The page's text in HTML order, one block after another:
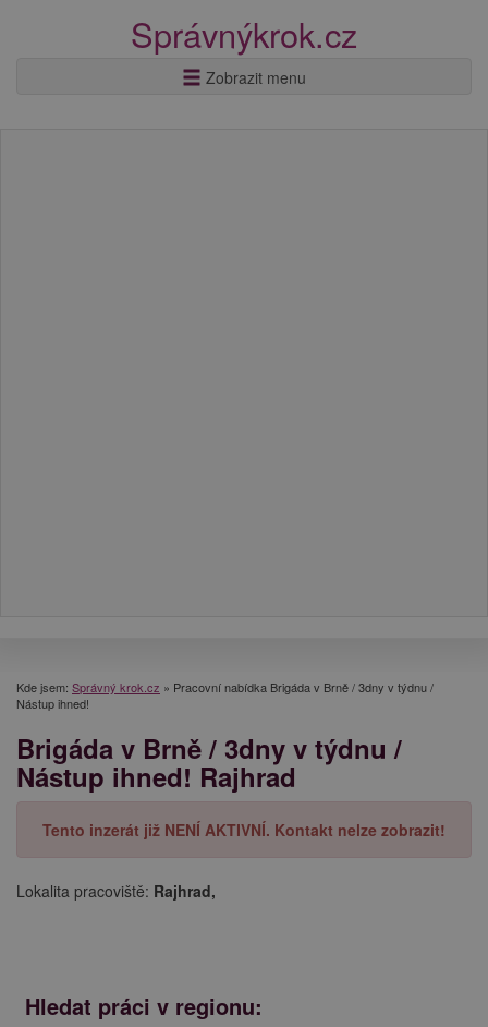
Správnýkrok.cz
Zobrazit menu
Kde jsem: Správný krok.cz » Pracovní nabídka Brigáda v Brně / 3dny v týdnu /
Nástup ihned!
Brigáda v Brně / 3dny v týdnu /
Nástup ihned! Rajhrad
Tento inzerát již NENÍ AKTIVNÍ. Kontakt nelze zobrazit!
Lokalita pracoviště: Rajhrad,
Hledat práci v regionu: